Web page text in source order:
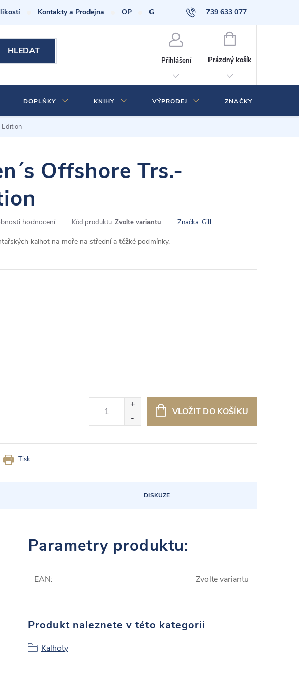
739 633 077
Kontakty a Prodejna OP GDPR
HLEDAT
Přihlášení
NÁKUPNÍ
Prázdný košík
DOPLŇKY KNIHY VÝPRODEJ ZNAČKY
Edition
Offshore Trs.-
hodnocení Kód produktu: Zvolte variantu Značka:Gill
kalhot na moře na střední a těžké podmínky.
VLOŽIT DO KOŠÍKU
Tisk
DISKUZE
Parametry produktu:
EAN: Zvolte variantu
Produkt naleznete v této kategorii
Kalhoty